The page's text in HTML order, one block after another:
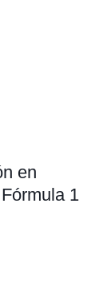
en
1